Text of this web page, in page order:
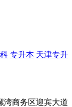
专升本 天津专升
湾商务区迎宾大道